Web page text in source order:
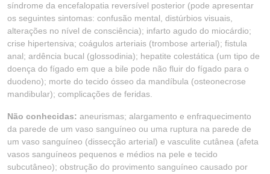
síndrome da encefalopatia reversível posterior (pode apresentar
os seguintes sintomas: confusão mental, distúrbios visuais,
alterações no nível de consciência); infarto agudo do miocárdio;
crise hipertensiva; coágulos arteriais (trombose arterial); fistula
anal; ardência bucal (glossodinia); hepatite colestática (um tipo de
doença do fígado em que a bile pode não fluir do fígado para o
duodeno); morte do tecido ósseo da mandíbula (osteonecrose
mandibular); complicações de feridas.
Não conhecidas: aneurismas; alargamento e enfraquecimento
da parede de um vaso sanguíneo ou uma ruptura na parede de
um vaso sanguíneo (dissecção arterial) e vasculite cutânea (afeta
vasos sanguíneos pequenos e médios na pele e tecido
subcutâneo); obstrução do provimento sanguíneo causado por